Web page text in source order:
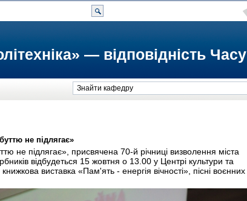
— відповідність Часу
Знайти кафедру
не підлягає»
не підлягає», присвячена 70-й річниці визволення міста
відбудеться 15 жовтня о 13.00 у Центрі культури та
виставка «Пам'ять - енергія вічності», пісні воєнних